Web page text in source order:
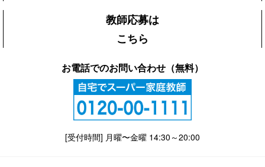
教師応募は
こちら
お電話でのお問い合わせ（無料）
[受付時間] 月曜〜金曜 14:30～20:00